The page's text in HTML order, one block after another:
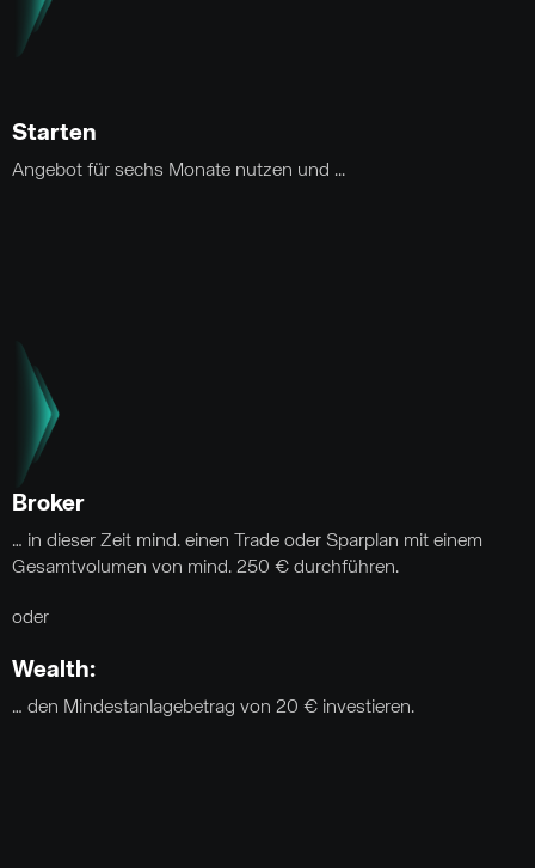
Starten
Angebot für sechs Monate nutzen und ...
Broker
… in dieser Zeit mind. einen Trade oder Sparplan mit einem
Gesamtvolumen von mind. 250 € durchführen.
oder
Wealth:
… den Mindestanlagebetrag von 20 € investieren.